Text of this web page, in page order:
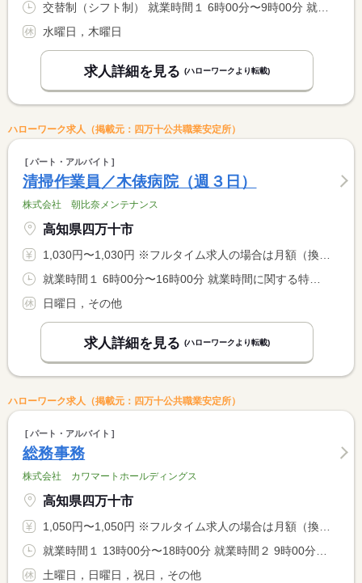
交替制（シフト制） 就業時間１ 6時00分〜9時00分 就業時間２ 6時00分〜14時00分 就業時間に関する特記事項 （１）火・金・土・日曜日 <BR> （２）月曜日（休憩６０分） <BR> ※就業時間については相談可
水曜日，木曜日
求人詳細を見る (ハローワークより転載)
ハローワーク求人（掲載元：四万十公共職業安定所）
パート・アルバイト
清掃作業員／木俵病院（週３日）
株式会社 朝比奈メンテナンス
高知県四万十市
1,030円〜1,030円 ※フルタイム求人の場合は月額（換算額）、パート求人の場合は時間額を表示しています。
就業時間１ 6時00分〜16時00分 就業時間に関する特記事項 《休憩について》 <BR> 午前・午後 各３０分 <BR> 昼 ６０分
日曜日，その他
求人詳細を見る (ハローワークより転載)
ハローワーク求人（掲載元：四万十公共職業安定所）
パート・アルバイト
総務事務
株式会社 カワマートホールディングス
高知県四万十市
1,050円〜1,050円 ※フルタイム求人の場合は月額（換算額）、パート求人の場合は時間額を表示しています。
就業時間１ 13時00分〜18時00分 就業時間２ 9時00分〜18時00分 就業時間に関する特記事項 （２）は休憩６０分 <BR> ＊就業時間は相談に応じます。 <BR> ※フルタイムも可（就業時間（２））
土曜日，日曜日，祝日，その他